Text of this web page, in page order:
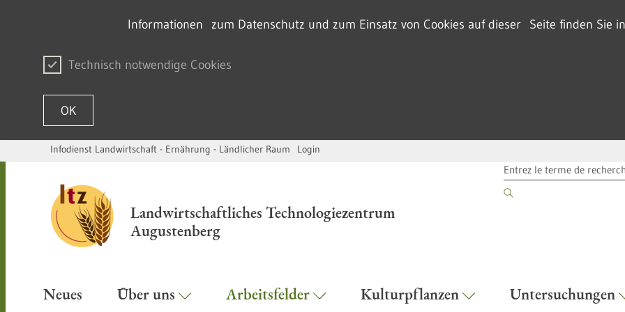
Informationen zum Datenschutz und zum Einsatz von Cookies auf dieser Seite finden Sie
Technisch notwendige Cookies
OK
Passer au contenu
Infodienst Landwirtschaft - Ernährung - Ländlicher Raum Login
Landwirtschaftliches Technologiezentrum
Augustenberg
TERME DE RECHERCHE
Neues Über uns Arbeitsfelder Kulturpflanzen Untersuchungen